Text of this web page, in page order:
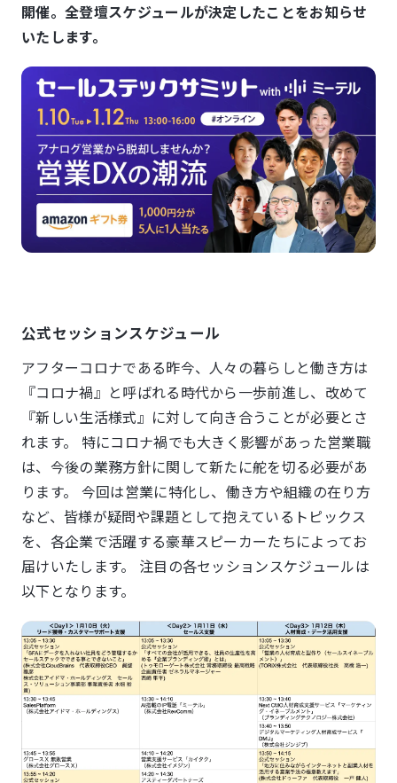
開催。全登壇スケジュールが決定したことをお知らせ
いたします。
公式セッションスケジュール
アフターコロナである昨今、人々の暮らしと働き方は
『コロナ禍』と呼ばれる時代から一歩前進し、改めて
『新しい生活様式』に対して向き合うことが必要とさ
れます。 特にコロナ禍でも大きく影響があった営業職
は、今後の業務方針に関して新たに舵を切る必要があ
ります。 今回は営業に特化し、働き方や組織の在り方
など、皆様が疑問や課題として抱えているトピックス
を、各企業で活躍する豪華スピーカーたちによってお
届けいたします。 注目の各セッションスケジュールは
以下となります。